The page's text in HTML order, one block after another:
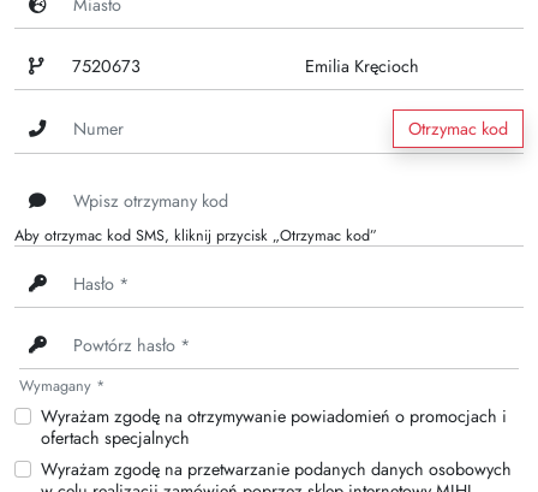
Otrzymac kod
Aby otrzymac kod SMS, kliknij przycisk „Otrzymac kod”
Wymagany *
Wyrażam zgodę na otrzymywanie powiadomień o promocjach i
ofertach specjalnych
Wyrażam zgodę na przetwarzanie podanych danych osobowych